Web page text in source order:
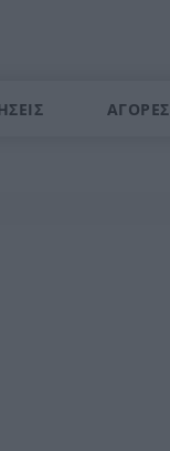
ΑΓΟΡΕΣ